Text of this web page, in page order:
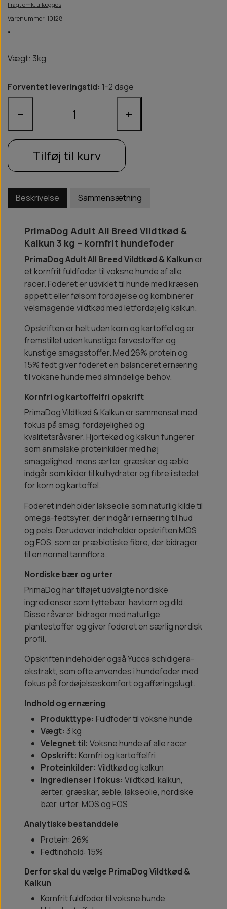
Fragt omk. tillægges
Varenummer: 10128
Vægt: 3kg
Forventet leveringstid: 1-2 dage
− +
Tilføj til kurv
Beskrivelse Sammensætning
PrimaDog Adult All Breed Vildtkød &
Kalkun 3 kg – kornfrit hundefoder
PrimaDog Adult All Breed Vildtkød & Kalkun er
et kornfrit fuldfoder til voksne hunde af alle
racer. Foderet er udviklet til hunde med kræsen
appetit eller følsom fordøjelse og kombinerer
velsmagende vildtkød med letfordøjelig kalkun.
Opskriften er helt uden korn og kartoffel og er
fremstillet uden kunstige farvestoffer og
kunstige smagsstoffer. Med 26% protein og
15% fedt giver foderet en balanceret ernæring
til voksne hunde med almindelige behov.
Kornfri og kartoffelfri opskrift
PrimaDog Vildtkød & Kalkun er sammensat med
fokus på smag, fordøjelighed og
kvalitetsråvarer. Hjortekød og kalkun fungerer
som animalske proteinkilder med høj
smagelighed, mens ærter, græskar og æble
indgår som kilder til kulhydrater og fibre i stedet
for korn og kartoffel.
Foderet indeholder lakseolie som naturlig kilde til
omega-fedtsyrer, der indgår i ernæring til hud
og pels. Derudover indeholder opskriften MOS
og FOS, som er præbiotiske fibre, der bidrager
til en normal tarmflora.
Nordiske bær og urter
PrimaDog har tilføjet udvalgte nordiske
ingredienser som tyttebær, havtorn og dild.
Disse råvarer bidrager med naturlige
plantestoffer og giver foderet en særlig nordisk
profil.
Opskriften indeholder også Yucca schidigera-
ekstrakt, som ofte anvendes i hundefoder med
fokus på fordøjelseskomfort og afføringslugt.
Indhold og ernæring
Produkttype: Fuldfoder til voksne hunde
Vægt: 3 kg
Velegnet til: Voksne hunde af alle racer
Opskrift: Kornfri og kartoffelfri
Proteinkilder: Vildtkød og kalkun
Ingredienser i fokus: Vildtkød, kalkun,
ærter, græskar, æble, lakseolie, nordiske
bær, urter, MOS og FOS
Analytiske bestanddele
Protein: 26%
Fedtindhold: 15%
Derfor skal du vælge PrimaDog Vildtkød &
Kalkun
Kornfrit fuldfoder til voksne hunde